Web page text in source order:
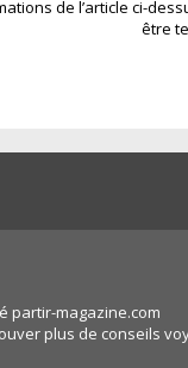
de l’article ci-
être
partir-magazine.com
plus de conseils